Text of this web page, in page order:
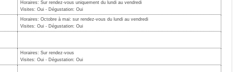
Horaires: Sur rendez-vous uniquement du lundi au vendredi
Visites: Oui - Dégustation: Oui
Horaires: Octobre à mai: sur rendez-vous du lundi au vendredi
Visites: Oui - Dégustation: Oui
Horaires: Sur rendez-vous
Visites: Oui - Dégustation: Oui